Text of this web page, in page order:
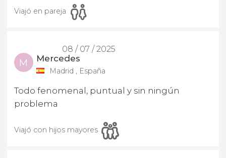
Viajó en pareja
08 / 07 / 2025
M Mercedes
Madrid , España
Todo fenomenal, puntual y sin ningún
problema
Viajó con hijos mayores